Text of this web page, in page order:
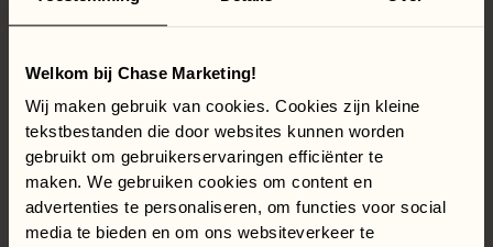
Welkom bij Chase Marketing!
Wij maken gebruik van cookies. Cookies zijn kleine
tekstbestanden die door websites kunnen worden
gebruikt om gebruikerservaringen efficiënter te
maken. We gebruiken cookies om content en
advertenties te personaliseren, om functies voor social
media te bieden en om ons websiteverkeer te
Volledige transparantie.
het hoort.
Andere vraag? Neem contact op, we
beantwoorden hem graag.
Kom incontact